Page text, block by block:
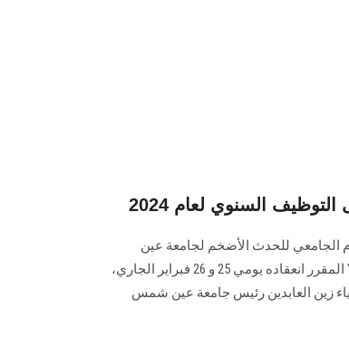
السنوي لعام 2024
الجامعي للحدث الأضخم لجامعة عين
شمس "الملتقى التوظيف السنوي لعام 2024 " المقرر انعقاده يومي 25 و 26 فبراير الجاري،
زين العابدين رئيس جامعة عين شمس